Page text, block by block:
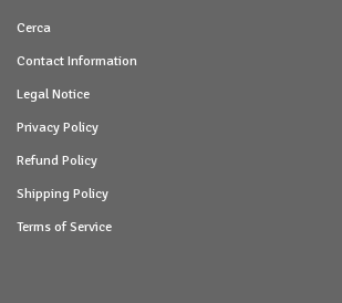
Cerca
Contact Information
Legal Notice
Privacy Policy
Refund Policy
Shipping Policy
Terms of Service